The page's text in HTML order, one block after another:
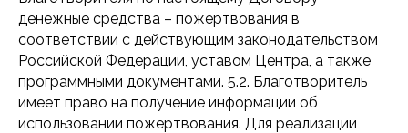
денежные средства – пожертвования в
соответствии с действующим законодательством
Российской Федерации, уставом Центра, а также
программными документами. 5.2. Благотворитель
имеет право на получение информации об
использовании пожертвования. Для реализации